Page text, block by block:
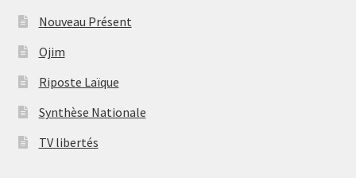
Nouveau Présent
Ojim
Riposte Laïque
Synthèse Nationale
TV libertés